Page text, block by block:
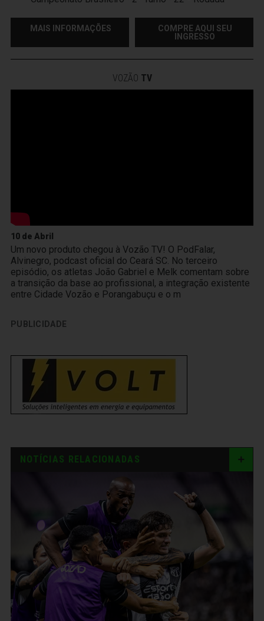
MAIS INFORMAÇÕES
COMPRE AQUI SEU
INGRESSO
VOZÃO TV
10 de Abril
Um novo produto chegou à Vozão TV! O PodFalar,
Alvinegro, podcast oficial do Ceará SC. No terceiro
episódio, os atletas João Gabriel e Melk comentam sobre
a transição da base ao profissional, a integração existente
entre Cidade Vozão e Porangabuçu e o m
PUBLICIDADE
NOTÍCIAS RELACIONADAS